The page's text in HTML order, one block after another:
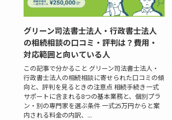
グリーン司法書士法人・行政書士法人
の相続相談の口コミ・評判は？費用・
対応範囲と向いている人
この記事で分かること グリーン司法書士法人・
行政書士法人の相続相談に寄せられた口コミの傾
向と、評判を見るときの注意点 相続手続き一式
サポートに含まれる8つの基本業務と、個別プラ
ン・別の専門家を選ぶ条件 一式25万円からと案
内される料金の内訳、...